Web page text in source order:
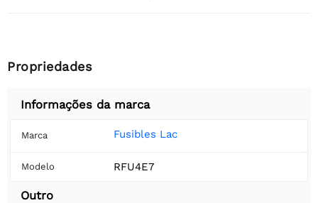
Propriedades
Informações da marca
Marca Fusibles Lac
Modelo RFU4E7
Outro